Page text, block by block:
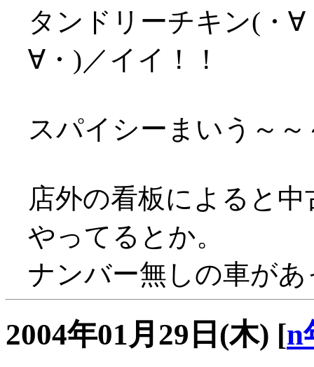
タンドリーチキン(・
∀・)／イイ！！
スパイシーまいう～
店外の看板によると
やってるとか。
ナンバー無しの車が
2004年01月29日(木) [n